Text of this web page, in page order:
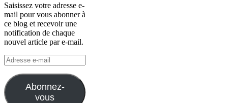
Saisissez votre adresse e-
mail pour vous abonner à
ce blog et recevoir une
notification de chaque
nouvel article par e-mail.
Adresse
e-
mail
Abonnez-
vous